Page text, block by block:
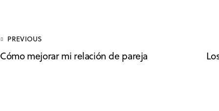
PREVIOUS
Cómo mejorar mi relación de pareja